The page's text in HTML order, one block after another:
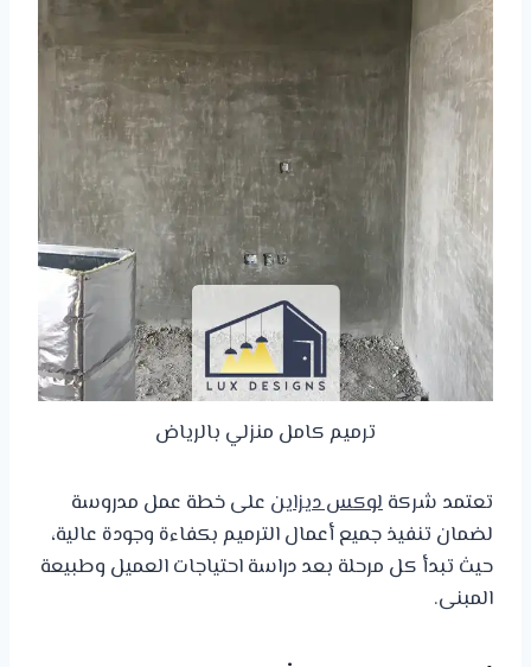
ترميم كامل منزلي بالرياض
تعتمد شركةلوكس ديزاين على خطة عمل مدروسة
لضمان تنفيذ جميع أعمال الترميم بكفاءة وجودة عالية،
حيث تبدأ كل مرحلة بعد دراسة احتياجات العميل وطبيعة
المبنى.